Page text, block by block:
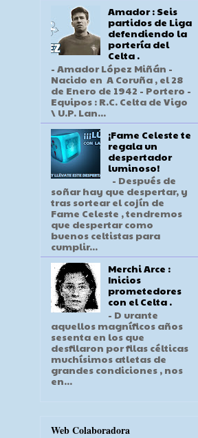
Amador : Seis
partidos de Liga
defendiendo la
portería del
Celta .
- Amador López Miñán -
Nacido en A Coruña , el 28
de Enero de 1942 - Portero -
Equipos : R.C. Celta de Vigo
\ U.P. Lan...
¡Fame Celeste te
regala un
despertador
luminoso!
- Después de
soñar hay que despertar, y
tras sortear el cojín de
Fame Celeste , tendremos
que despertar como
buenos celtistas para
cumplir...
Merchi Arce :
Inicios
prometedores
con el Celta .
- D urante
aquellos magníficos años
sesenta en los que
desfilaron por filas célticas
muchísimos atletas de
grandes condiciones , nos
en...
Web Colaboradora